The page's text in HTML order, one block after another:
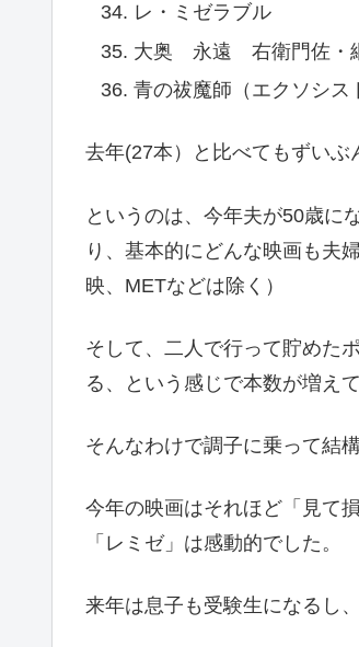
レ・ミゼラブル
大奥 永遠 右衛門佐・
青の祓魔師（エクソシ
去年(27本）と比べてもずいぶ
というのは、今年夫が50歳に
り、基本的にどんな映画も夫
映、METなどは除く）
そして、二人で行って貯めた
る、という感じで本数が増え
そんなわけで調子に乗って結
今年の映画はそれほど「見て
「レミゼ」は感動的でした。
来年は息子も受験生になるし